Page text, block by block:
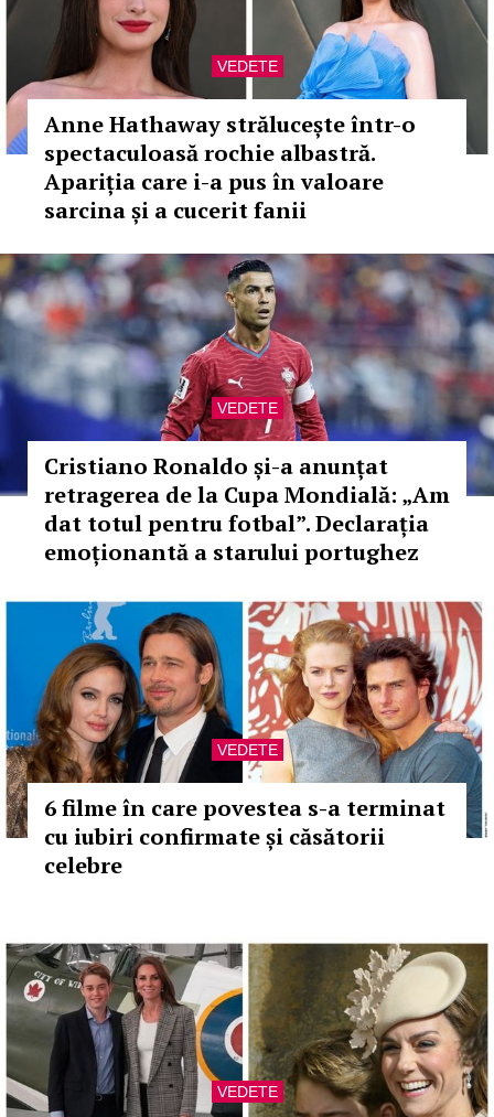
VEDETE
Anne Hathaway strălucește într-o
spectaculoasă rochie albastră.
Apariția care i-a pus în valoare
sarcina și a cucerit fanii
VEDETE
Cristiano Ronaldo și-a anunțat
retragerea de la Cupa Mondială: „Am
dat totul pentru fotbal”. Declarația
emoționantă a starului portughez
VEDETE
6 filme în care povestea s-a terminat
cu iubiri confirmate și căsătorii
celebre
VEDETE